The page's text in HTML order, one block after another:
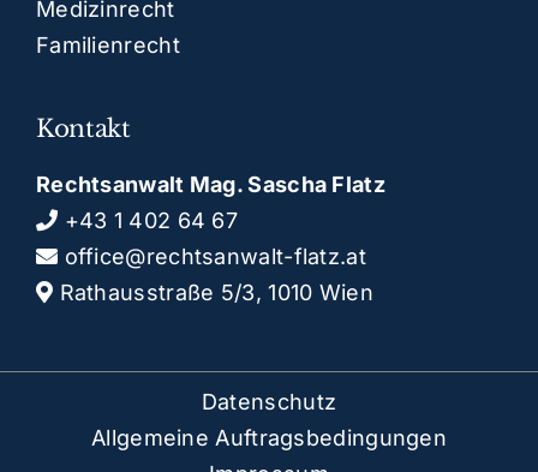
Medizinrecht
Familienrecht
Kontakt
Rechtsanwalt Mag. Sascha Flatz
+43 1 402 64 67
office@rechtsanwalt-flatz.at
Rathausstraße 5/3, 1010 Wien
Datenschutz
Allgemeine Auftragsbedingungen